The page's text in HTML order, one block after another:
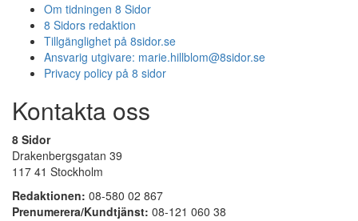
Om tidningen 8 Sidor
8 Sidors redaktion
Tillgänglighet på 8sidor.se
Ansvarig utgivare: marie.hillblom@8sidor.se
Privacy policy på 8 sidor
Kontakta oss
8 Sidor
Drakenbergsgatan 39
117 41 Stockholm
Redaktionen: 08-580 02 867
Prenumerera/Kundtjänst: 08-121 060 38